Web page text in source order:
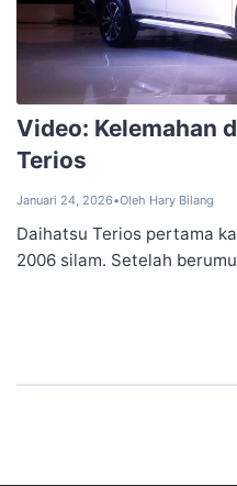
Video: Kelemahan
Terios
Januari 24, 2026•Oleh Hary Bilang
Daihatsu Terios pertama
2006 silam. Setelah